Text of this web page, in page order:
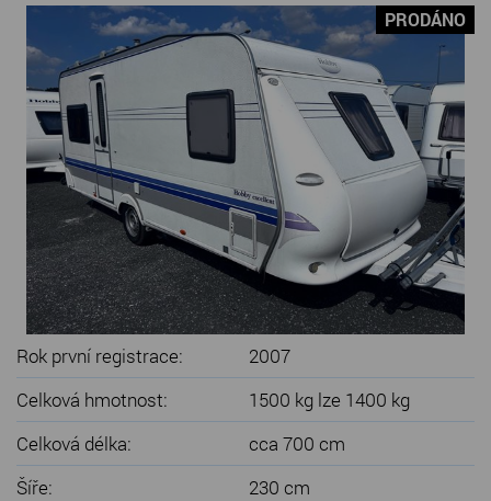
DOPLŇKY PRO KARAVANY
SERVIS KARAVANŮ
KONTAKT
PRODÁNO
Rok první registrace:
2007
Celková hmotnost:
1500 kg lze 1400 kg
Celková délka:
cca 700 cm
Šíře:
230 cm